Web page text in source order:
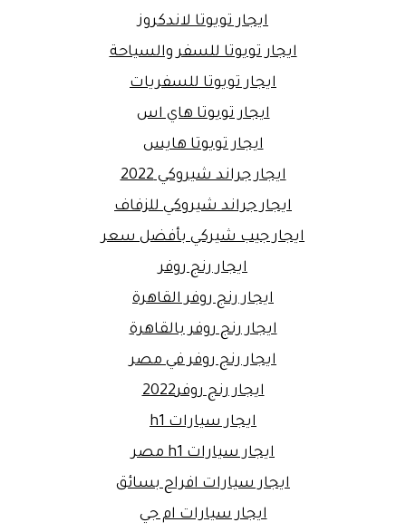
ايجار تويوتا لاندكروز
ايجار تويوتا للسفر والسياحة
ايجار تويوتا للسفريات
ايجار تويوتا هاي اس
ايجار تويوتا هايس
ايجار جراند شيروكي 2022
ايجار جراند شيروكي للزفاف
ايجار جيب شيركي بأفضل سعر
ايجار رنج روفر
ايجار رنج روفر القاهرة
ايجار رنج روفر بالقاهرة
ايجار رنج روفر في مصر
ايجار رنج روفر2022
ايجار سيارات h1
ايجار سيارات h1 مصر
ايجار سيارات افراح بسائق
ايجار سيارات ام جي